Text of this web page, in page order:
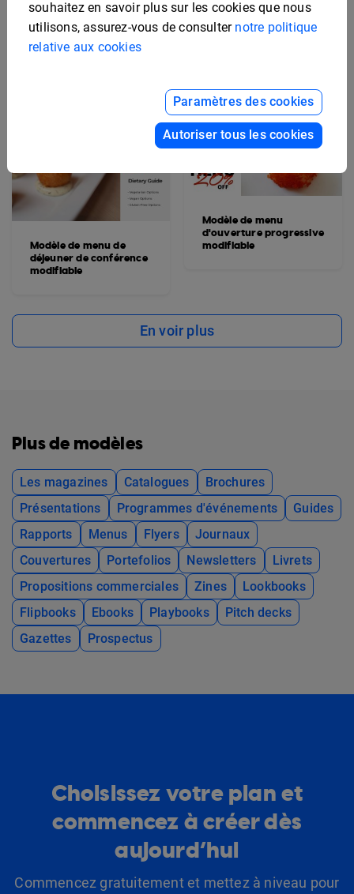
Modèle de menu de
déjeuner de conférence
modifiable
Modèle de menu
d'ouverture progressive
modifiable
En voir plus
Plus de modèles
Les magazines Catalogues
Brochures
Présentations
Programmes d'événements
Guides
Rapports
Menus Flyers
Journaux
Couvertures
Portefolios Newsletters
Livrets
Propositions commerciales
Zines
Lookbooks
Flipbooks
Ebooks Playbooks
Pitch decks
Gazettes
Prospectus
Choisissez votre plan et
commencez à créer dès
aujourd’hui
Commencez gratuitement et mettez à niveau pour
souhaitez en savoir plus sur les cookies que nous
utilisons, assurez-vous de consulter notre politique
relative aux cookies
Paramètres des cookies
Autoriser tous les cookies